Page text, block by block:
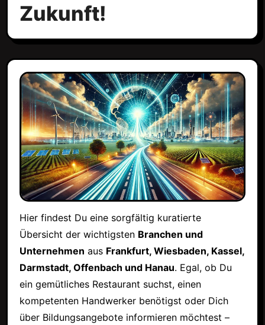
Zukunft!
Hier findest Du eine sorgfältig kuratierte
Übersicht der wichtigsten Branchen und
Unternehmen aus Frankfurt, Wiesbaden, Kassel,
Darmstadt, Offenbach und Hanau. Egal, ob Du
ein gemütliches Restaurant suchst, einen
kompetenten Handwerker benötigst oder Dich
über Bildungsangebote informieren möchtest –